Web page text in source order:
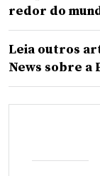
redor do
Leia outros
News sobre a